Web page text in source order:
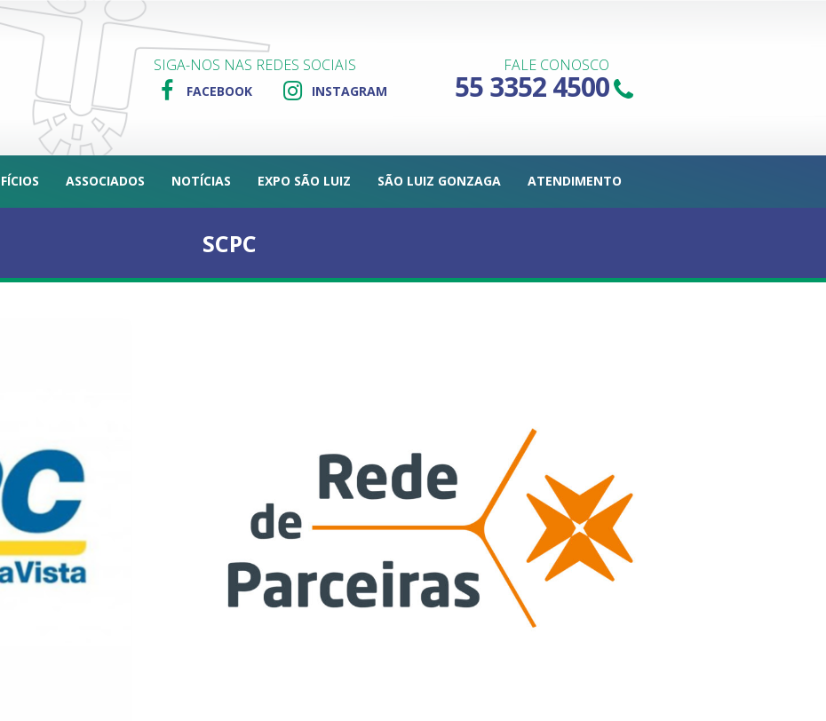
SIGA-NOS NAS REDES SOCIAIS
FACEBOOK INSTAGRAM
FALE CONOSCO
55 3352 4500
ASSOCIADOS NOTÍCIAS EXPO SÃO LUIZ SÃO LUIZ GONZAGA ATENDIMENTO
SCPC